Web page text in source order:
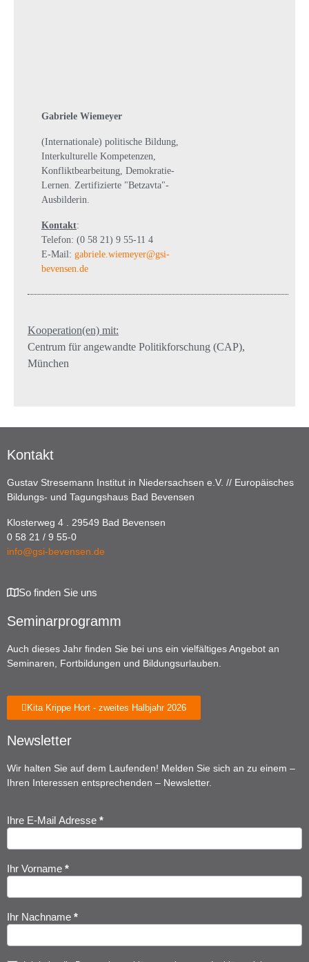
Gabriele Wiemeyer
(Internationale) politische Bildung,
Interkulturelle Kompetenzen,
Konfliktbearbeitung, Demokratie-
Lernen. Zertifizierte "Betzavta"-
Ausbilderin.
Kontakt:
Telefon: (0 58 21) 9 55-11 4
E-Mail: gabriele.wiemeyer@gsi-
bevensen.de
Kooperation(en) mit:
Centrum für angewandte Politikforschung (CAP),
München
Kontakt
Gustav Stresemann Institut in Niedersachsen e.V. // Europäisches
Bildungs- und Tagungshaus Bad Bevensen
Klosterweg 4 . 29549 Bad Bevensen
0 58 21 / 9 55-0
info@gsi-bevensen.de
So finden Sie uns
Seminarprogramm
Auch dieses Jahr finden Sie bei uns ein vielfältiges Angebot an
Seminaren, Fortbildungen und Bildungsurlauben.
Kita Krippe Hort - zweites Halbjahr 2026
Newsletter
Wir halten Sie auf dem Laufenden! Melden Sie sich an zu einem –
Ihren Interessen entsprechenden – Newsletter.
Newsletter
Anmeldung
Ihre E-Mail Adresse *
Ihr Vorname *
Ihr Nachname *